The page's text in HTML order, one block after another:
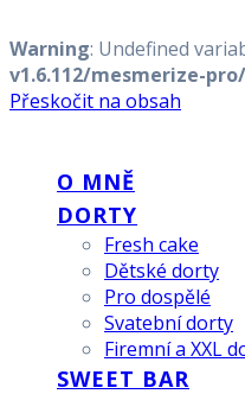
Warning: Undefined
v1.6.112/mesmerize-
Přeskočit na obsah
O MNĚ
DORTY
Fresh cake
Dětské dorty
Pro dospělé
Svatební dorty
Firemní a XXL
SWEET BAR